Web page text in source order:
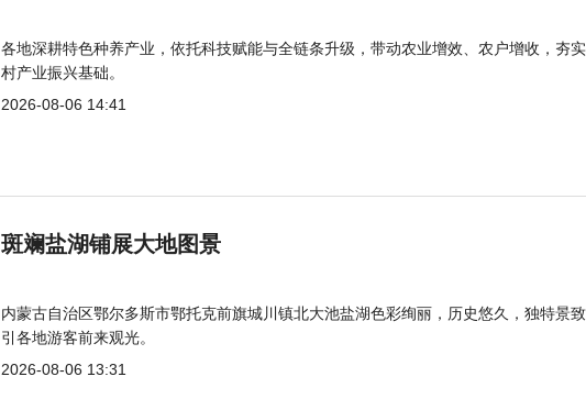
各地深耕特色种养产业，依托科技赋能与全链条升级，带动农业增效、农户增收，夯
村产业振兴基础。
2026-08-06 14:41
斑斓盐湖铺展大地图景
内蒙古自治区鄂尔多斯市鄂托克前旗城川镇北大池盐湖色彩绚丽，历史悠久，独特景
引各地游客前来观光。
2026-08-06 13:31